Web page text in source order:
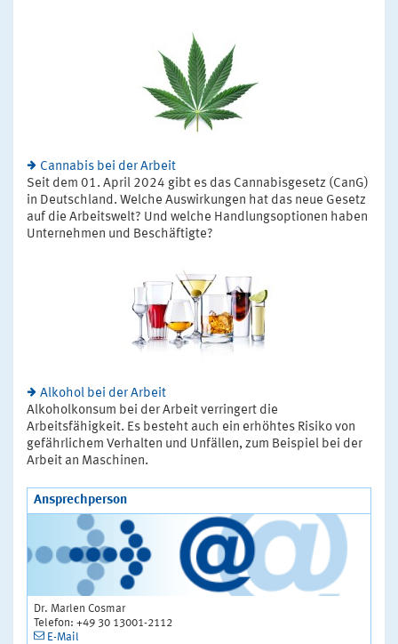
Cannabis bei der Arbeit
Seit dem 01. April 2024 gibt es das Cannabisgesetz (CanG)
in Deutschland. Welche Auswirkungen hat das neue Gesetz
auf die Arbeitswelt? Und welche Handlungsoptionen haben
Unternehmen und Beschäftigte?
Alkohol bei der Arbeit
Alkoholkonsum bei der Arbeit verringert die
Arbeitsfähigkeit. Es besteht auch ein erhöhtes Risiko von
gefährlichem Verhalten und Unfällen, zum Beispiel bei der
Arbeit an Maschinen.
Ansprechperson
Dr. Marlen Cosmar
Telefon: +49 30 13001-2112
E-Mail